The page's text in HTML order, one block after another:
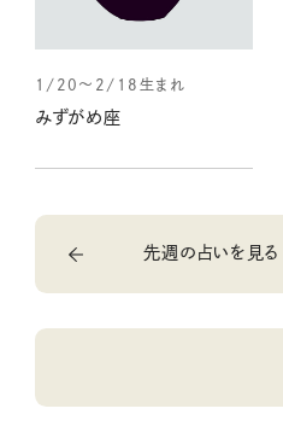
1/20～2/18生まれ
みずがめ座
先週の占いを見る